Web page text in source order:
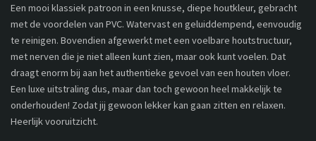
Een mooi klassiek patroon in een knusse, diepe houtkleur, gebracht
met de voordelen van PVC. Watervast en geluiddempend, eenvoudig
te reinigen. Bovendien afgewerkt met een voelbare houtstructuur,
met nerven die je niet alleen kunt zien, maar ook kunt voelen. Dat
draagt enorm bij aan het authentieke gevoel van een houten vloer.
Een luxe uitstraling dus, maar dan toch gewoon heel makkelijk te
onderhouden! Zodat jij gewoon lekker kan gaan zitten en relaxen.
Heerlijk vooruitzicht.